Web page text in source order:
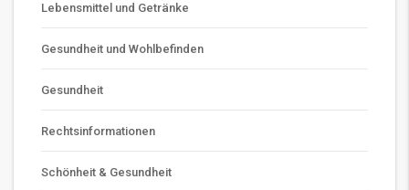
Lebensmittel und Getränke
Gesundheit und Wohlbefinden
Gesundheit
Rechtsinformationen
Schönheit & Gesundheit